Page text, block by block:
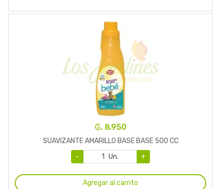
₲. 8.950
SUAVIZANTE AMARILLO BASE BASE 500 CC
-
Un. +
Agregar al carrito